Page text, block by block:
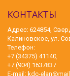
КОНТАКТЫ
Адрес: 624854,
Калиновское, ул.
Телефон:
+7 (34375) 41140,
+7 (904) 1637837
E-mail: kdc-